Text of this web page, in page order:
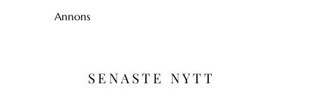
Annons
SENASTE NYTT